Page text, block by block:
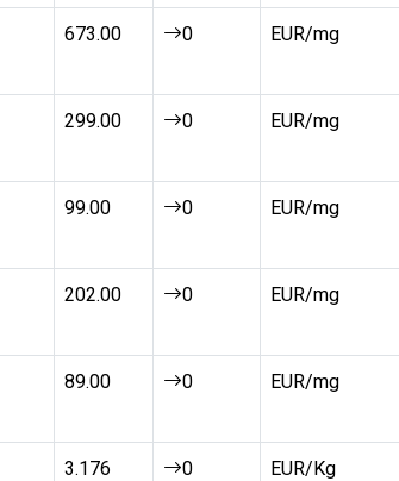
673.00 0 EUR/mg
299.00 0 EUR/mg
99.00 0 EUR/mg
202.00 0 EUR/mg
89.00 0 EUR/mg
3.176 0 EUR/Kg